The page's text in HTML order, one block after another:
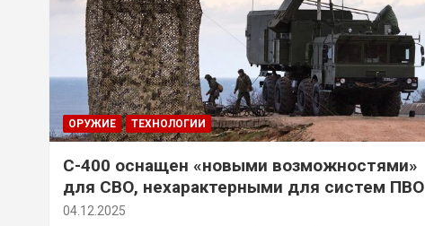
ОРУЖИЕ ТЕХНОЛОГИИ
С-400 оснащен «новыми возможностями»
для СВО, нехарактерными для систем ПВО
04.12.2025